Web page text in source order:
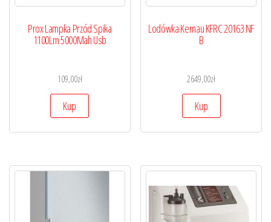
Prox Lampka Przód Spika
1100Lm 5000Mah Usb
109,00zł
Kup
Lodówka Kernau KFRC 20163 NF
B
2649,00zł
Kup